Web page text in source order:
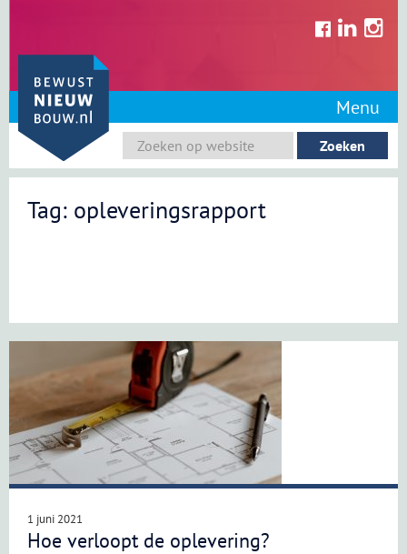
content
Menu
Tag: opleveringsrapport
1 juni 2021
Hoe verloopt de oplevering?